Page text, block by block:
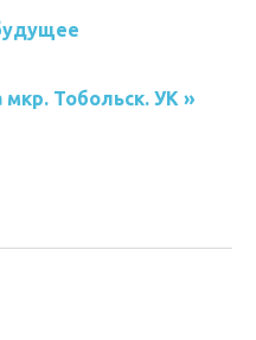
Тобольск. УК »